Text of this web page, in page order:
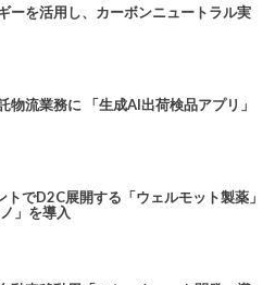
ーを活用し、カーボンニュートラル実
物流業務に 「生成AI出荷検品アプリ」
トでD2C展開する「ウェルモット製薬」
」を導入